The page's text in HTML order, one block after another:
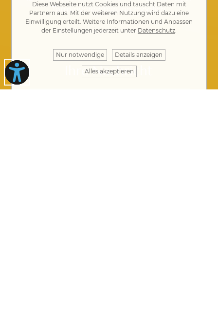
Terminvereinbarung möglich
Kontakt·Impressum ·Datenschutz
Ihre Nachricht
Diese Webseite nutzt Cookies und tauscht Daten mit
Partnern aus. Mit der weiteren Nutzung wird dazu eine
Einwilligung erteilt. Weitere Informationen und Anpassen
der Einstellungen jederzeit unter Datenschutz.
Nur notwendige Details anzeigen
Alles akzeptieren